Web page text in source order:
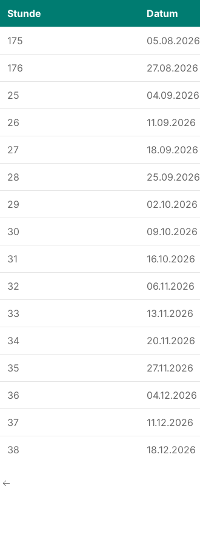
Stunde Datum
175 05.08.2026
176 27.08.2026
25 04.09.2026
26 11.09.2026
27 18.09.2026
28 25.09.2026
29 02.10.2026
30 09.10.2026
31 16.10.2026
32 06.11.2026
33 13.11.2026
34 20.11.2026
35 27.11.2026
36 04.12.2026
37 11.12.2026
38 18.12.2026